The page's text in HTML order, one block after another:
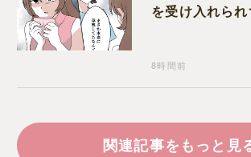
を受け入れら
ことが関係し
8時間前
関連記事をもっと見